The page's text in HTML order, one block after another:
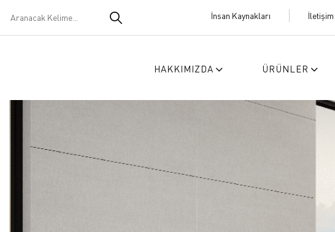
İnsan Kaynakları İletişim
HAKKIMIZDA ÜRÜNLER